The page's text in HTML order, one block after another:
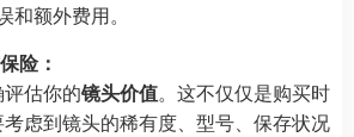
额外费用。
险：
估你的镜头价值。这不仅仅是购买时
虑到镜头的稀有度、型号、保存状况